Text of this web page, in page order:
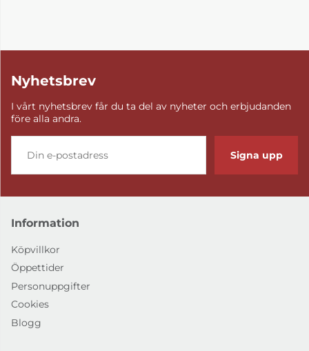
Nyhetsbrev
I vårt nyhetsbrev får du ta del av nyheter och erbjudanden
före alla andra.
Signa upp
Information
Köpvillkor
Öppettider
Personuppgifter
Cookies
Blogg